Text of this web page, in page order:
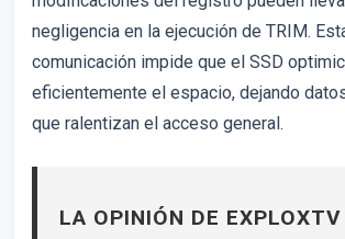
negligencia en la ejecución de TRIM.
comunicación impide que el SSD
eficientemente el espacio, dejando
que ralentizan el acceso general.
LA OPINIÓN DE EXPLOXTV